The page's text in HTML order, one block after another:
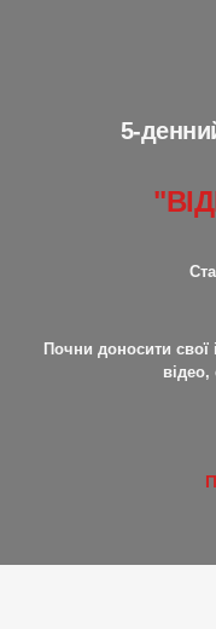
5-
Почни доносити свої
відео,